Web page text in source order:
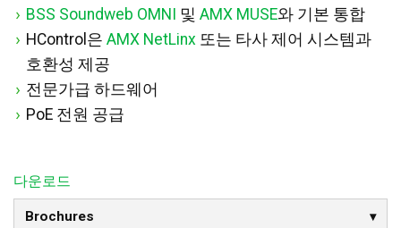
BSS Soundweb OMNI
및 AMX MUSE와 기본 통합
HControl은 AMX NetLinx 또는 타사 제어 시스템과
호환성 제공
전문가급 하드웨어
PoE 전원 공급
다운로드
Brochures